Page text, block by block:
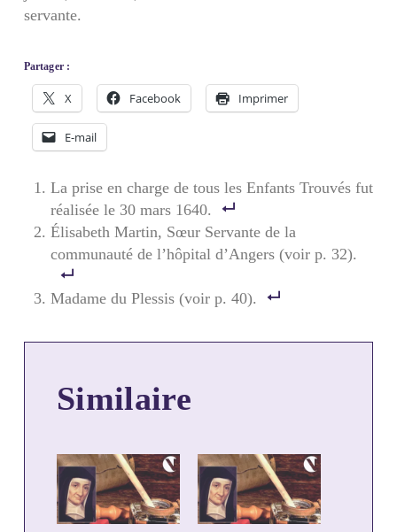
servante.
Partager :
X Facebook Imprimer
E-mail
La prise en charge de tous les Enfants Trouvés fut
réalisée le 30 mars 1640.
Élisabeth Martin, Sœur Servante de la
communauté de l’hôpital d’Angers (voir p. 32).
Madame du Plessis (voir p. 40).
Similaire